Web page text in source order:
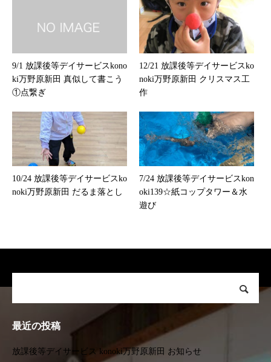
9/1 放課後等デイサービスkono
ki万野原新田 真似して書こう
①点繋ぎ
12/21 放課後等デイサービスko
noki万野原新田 クリスマス工
作
10/24 放課後等デイサービスko
noki万野原新田 だるま落とし
7/24 放課後等デイサービスkon
oki139☆紙コップタワー＆水
遊び
最近の投稿
放課後等デイサービス konoki万野原新田 お知らせ